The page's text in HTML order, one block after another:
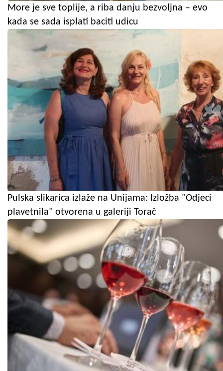
More je sve toplije, a riba danju bezvoljna – evo
kada se sada isplati baciti udicu
Pulska slikarica izlaže na Unijama: Izložba "Odjeci
plavetnila" otvorena u galeriji Torač